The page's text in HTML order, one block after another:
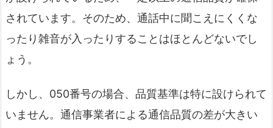
されています。そのため、通話中に聞こえにくくな
ったり雑音が入ったりすることはほとんどないでし
ょう。
しかし、050番号の場合、品質基準は特に設けられて
いません。通信事業者による通信品質の差が大きい